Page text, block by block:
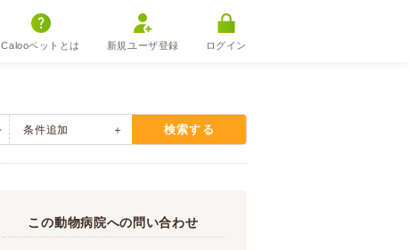
Calooペットとは 新規ユーザ登録 ログイン
条件追加 検索する
この動物病院への問い合わせ